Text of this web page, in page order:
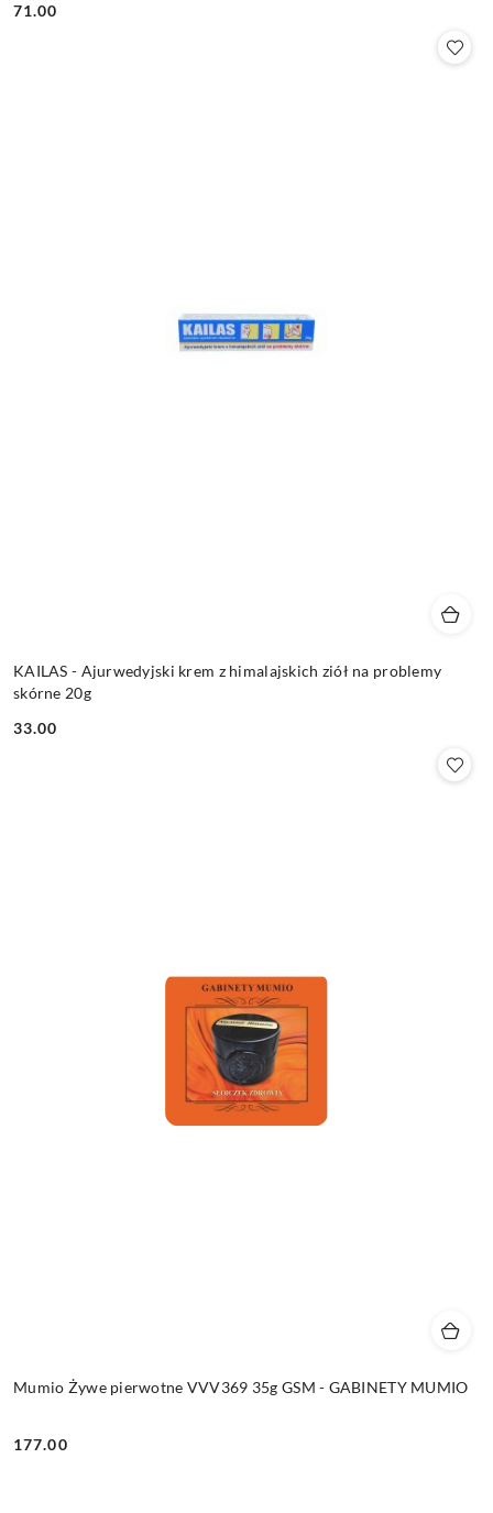
Cena:
71.00
KAILAS - Ajurwedyjski krem z himalajskich ziół na problemy
skórne 20g
Cena:
33.00
Mumio Żywe pierwotne VVV369 35g GSM - GABINETY MUMIO
Cena:
177.00